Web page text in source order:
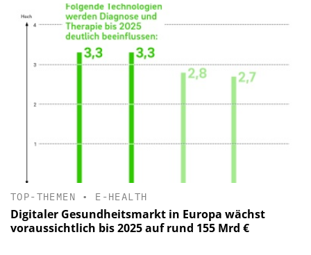
TOP-THEMEN • E-HEALTH
Digitaler Gesundheitsmarkt in Europa wächst
voraussichtlich bis 2025 auf rund 155 Mrd €